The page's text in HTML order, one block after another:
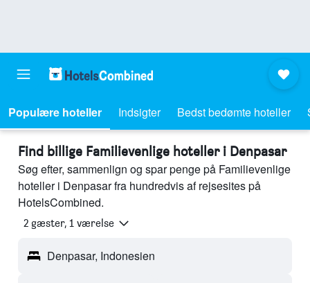
Populære hoteller Indsigter Bedst bedømte hoteller
Find billige Familievenlige hoteller i Denpasar
Søg efter, sammenlign og spar penge på Familievenlige
hoteller i Denpasar fra hundredvis af rejsesites på
HotelsCombined.
2 gæster, 1 værelse
Denpasar, Indonesien